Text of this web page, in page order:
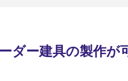
ダー建具の製作